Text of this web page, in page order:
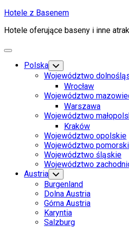
Skip
content
Hotele z Basenem
Hotele oferujące baseny i inne
Expand
Polska Toggle
Child
Menu
Województwo
Wrocław
Województwo
Warszawa
Województwo
Kraków
Województwo opolskie
Województwo
Województwo śląskie
Województwo
Austria Toggle
Child
Menu
Burgenland
Dolna Austria
Górna Austria
Karyntia
Salzburg